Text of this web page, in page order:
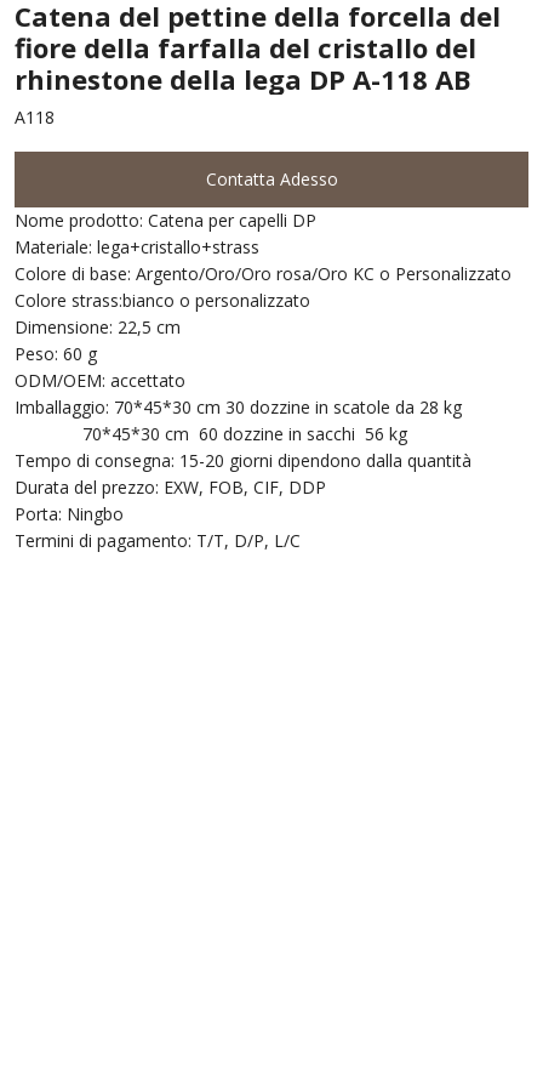
Catena del pettine della forcella del
fiore della farfalla del cristallo del
rhinestone della lega DP A-118 AB
A118
Contatta Adesso
Nome prodotto: Catena per capelli DP
Materiale: lega+cristallo+strass
Colore di base: Argento/Oro/Oro rosa/Oro KC o Personalizzato
Colore strass:bianco o personalizzato
Dimensione: 22,5 cm
Peso: 60 g
ODM/OEM: accettato
Imballaggio: 70*45*30 cm 30 dozzine in scatole da 28 kg
70*45*30 cm 60 dozzine in sacchi 56 kg
Tempo di consegna: 15-20 giorni dipendono dalla quantità
Durata del prezzo: EXW, FOB, CIF, DDP
Porta: Ningbo
Termini di pagamento: T/T, D/P, L/C